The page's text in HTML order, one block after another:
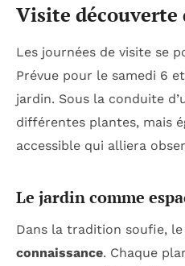
Visite découverte
Les journées de visite se
Prévue pour le samedi 6
jardin. Sous la conduite
différentes plantes, mais
accessible qui alliera
Le jardin comme
Dans la tradition soufie,
connaissance. Chaque